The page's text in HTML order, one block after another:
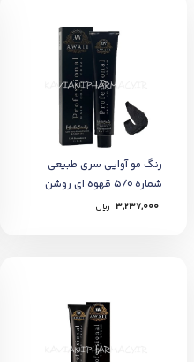
رنگ مو آوایی سری طبیعی
شماره 5/0 قهوه ای روشن
3,237,000 ﷼